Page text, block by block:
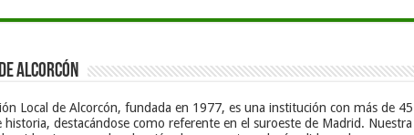
Alcorcón
Local de Alcorcón, fundada en 1977, es una institución con más de 45
historia, destacándose como referente en el suroeste de Madrid. Nuestra